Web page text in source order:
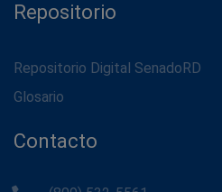
Repositorio
Repositorio Digital SenadoRD
Glosario
Contacto